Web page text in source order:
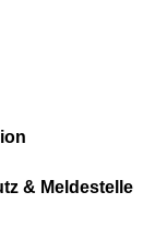
& Meldestelle